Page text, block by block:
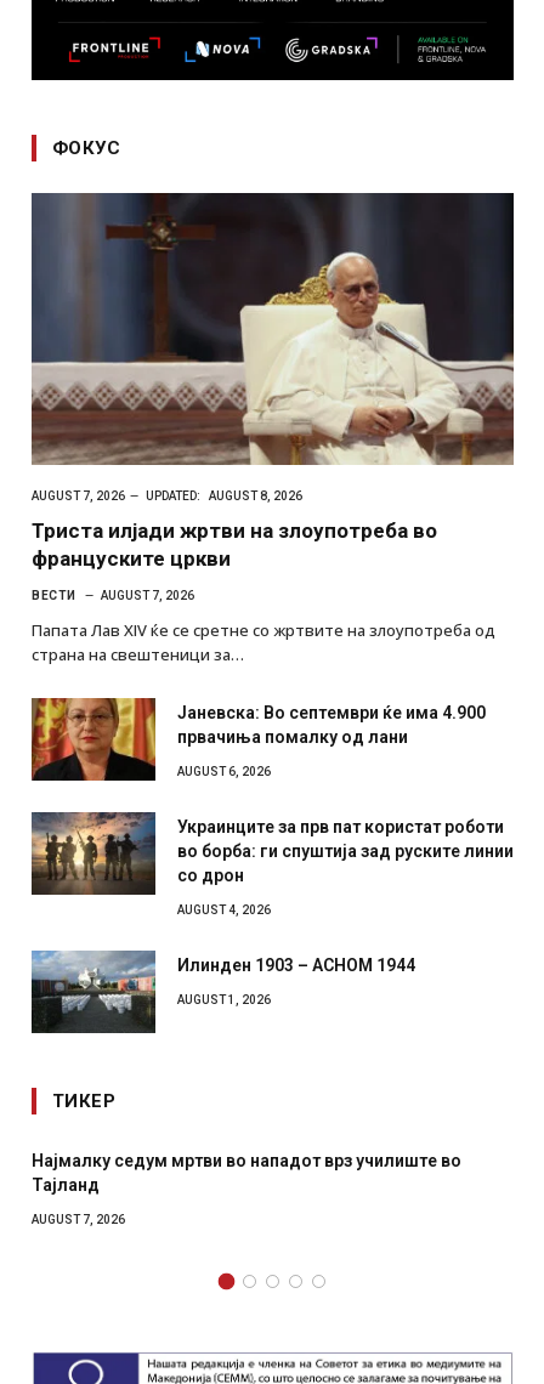
ФОКУС
AUGUST 7, 2026 UPDATED: AUGUST 8, 2026
Триста илјади жртви на злоупотреба во
француските цркви
ВЕСТИ AUGUST 7, 2026
Папата Лав XIV ќе се сретне со жртвите на злоупотреба од
страна на свештеници за…
Јаневска: Во септември ќе има 4.900
првачиња помалку од лани
AUGUST 6, 2026
Украинците за прв пат користат роботи
во борба: ги спуштија зад руските линии
со дрон
AUGUST 4, 2026
Илинден 1903 – АСНОМ 1944
AUGUST 1, 2026
ТИКЕР
седум мртви во нападот врз училиште во
СОЗИС: